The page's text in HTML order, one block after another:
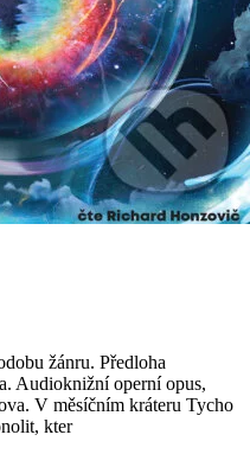
žánru. Předloha
Audioknižní operní opus,
V měsíčním kráteru Tycho
kter